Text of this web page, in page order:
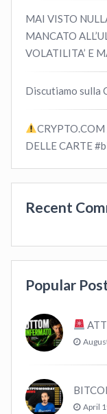
MAI VISTO
MANCATO
VOLATILITA’ E
Discutiamo sulla
DELLE CARTE
Recent
Popular
April